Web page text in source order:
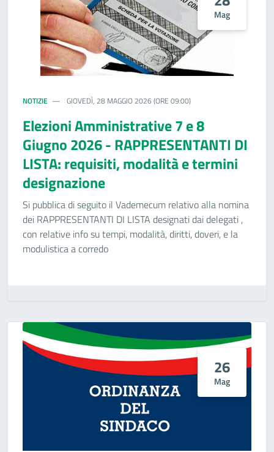
Mag
NOTIZIE GIOVEDÌ, 28 MAGGIO 2026 (ORE 09:00)
Elezioni Amministrative 7 e 8
Giugno 2026 - RAPPRESENTANTI DI
LISTA: requisiti, modalità e termini
designazione
Si pubblica di seguito il Vademecum relativo alla nomina
dei RAPPRESENTANTI DI LISTA designati dai delegati ,
con relative info su tempi, modalità, diritti, doveri, e la
modulistica a corredo
26
Mag